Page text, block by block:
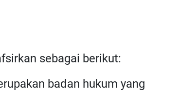
sebagai berikut:
badan hukum yang